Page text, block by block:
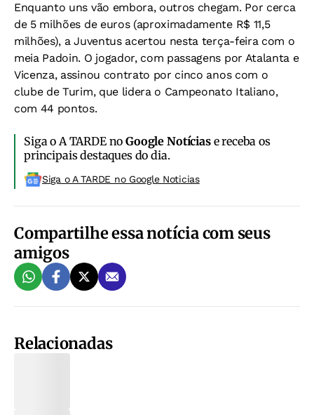
Enquanto uns vão embora, outros chegam. Por cerca
de 5 milhões de euros (aproximadamente R$ 11,5
milhões), a Juventus acertou nesta terça-feira com o
meia Padoin. O jogador, com passagens por Atalanta e
Vicenza, assinou contrato por cinco anos com o
clube de Turim, que lidera o Campeonato Italiano,
com 44 pontos.
Siga o A TARDE noGoogle Notíciase receba os
principais destaques do dia.
Siga o A TARDE no Google Noticias
Compartilhe essa notícia com seus
amigos
Relacionadas